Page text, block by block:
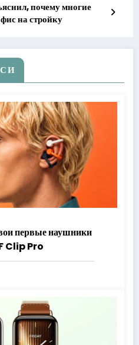
почему многие
на стройку
первые наушники
Clip Pro